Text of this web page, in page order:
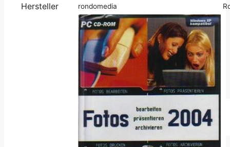
Hersteller
rondomedia